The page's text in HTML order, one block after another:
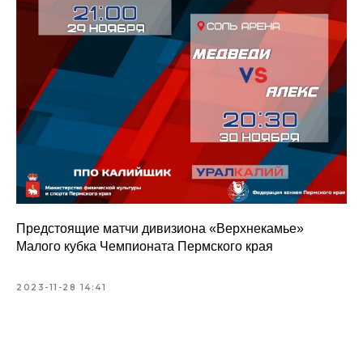
Предстоящие матчи дивизиона «Верхнекамье»
Малого кубка Чемпионата Пермского края
2023-11-28 14:41